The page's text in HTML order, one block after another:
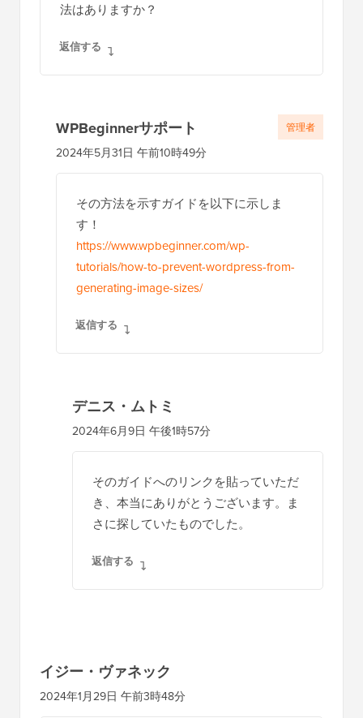
法はありますか？
返信する
WPBeginnerサポート
2024年5月31日 午前10時49分
その方法を示すガイドを以下に示しま
す！
https://www.wpbeginner.com/wp-
tutorials/how-to-prevent-wordpress-from-
generating-image-sizes/
返信する
管理者
デニス・ムトミ
2024年6月9日 午後1時57分
そのガイドへのリンクを貼っていただ
き、本当にありがとうございます。ま
さに探していたものでした。
返信する
イジー・ヴァネック
2024年1月29日 午前3時48分